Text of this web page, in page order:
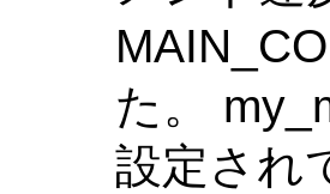
た。
設定され